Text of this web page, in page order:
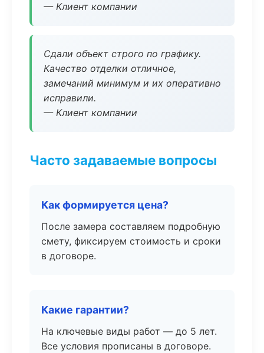
— Клиент компании
Сдали объект строго по графику.
Качество отделки отличное,
замечаний минимум и их оперативно
исправили.
— Клиент компании
Часто задаваемые вопросы
Как формируется цена?
После замера составляем подробную
смету, фиксируем стоимость и сроки
в договоре.
Какие гарантии?
На ключевые виды работ — до 5 лет.
Все условия прописаны в договоре.